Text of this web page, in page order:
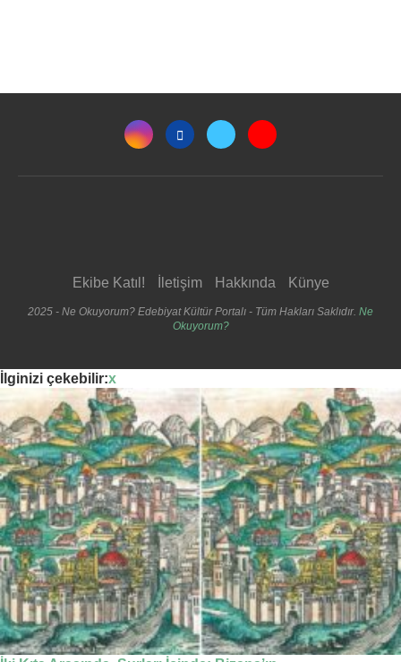
Ekibe Katıl! İletişim Hakkında Künye
2025 - Ne Okuyorum? Edebiyat Kültür Portalı - Tüm Hakları Saklıdır. Ne
Okuyorum?
İlginizi çekebilir:x